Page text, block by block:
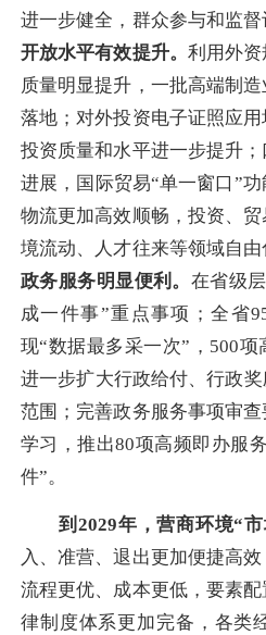
进一步健全，群众参与和监督
开放水平有效提升。 利用外资
质量明显提升，一批高端制
落地；对外投资电子证照应
投资质量和水平进一步提升
进展，国际贸易“单一窗口”
物流更加高效顺畅，投资、
境流动、人才往来等领域自由
政务服务明显便利。 在省级
成一件事”重点事项；全省
现“数据最多采一次”，500项
进一步扩大行政给付、行政
范围；完善政务服务事项审
学习，推出80项高频即办服
件”。
到2029年，营商环境“市
入、准营、退出更加便捷高效
流程更优、成本更低，要素
律制度体系更加完备，各类